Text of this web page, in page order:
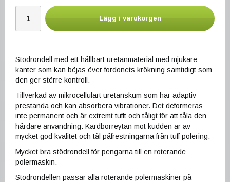
Lägg i varukorgen
Stödrondell med ett hållbart uretanmaterial med mjukare
kanter som kan böjas över fordonets krökning samtidigt som
den ger större kontroll.
Tillverkad av mikrocellulärt uretanskum som har adaptiv
prestanda och kan absorbera vibrationer. Det deformeras
inte permanent och är extremt tufft och tåligt för att tåla den
hårdare användning. Kardborreytan mot kudden är av
mycket god kvalitet och tål påfrestningarna från tuff polering.
Mycket bra stödrondell för pengarna till en roterande
polermaskin.
Stödrondellen passar alla roterande polermaskiner på